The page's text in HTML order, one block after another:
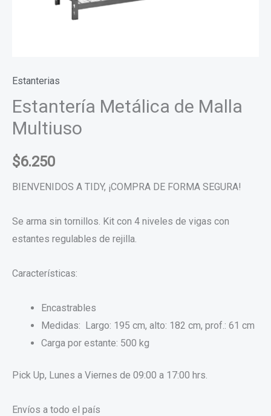
Estanterias
Estantería Metálica de Malla
Multiuso
$6.250
BIENVENIDOS A TIDY, ¡COMPRA DE FORMA SEGURA!
Se arma sin tornillos. Kit con 4 niveles de vigas con
estantes regulables de rejilla.
Características:
Encastrables
Medidas: Largo: 195 cm, alto: 182 cm, prof.: 61 cm
Carga por estante: 500 kg
Pick Up, Lunes a Viernes de 09:00 a 17:00 hrs.
Envíos a todo el país